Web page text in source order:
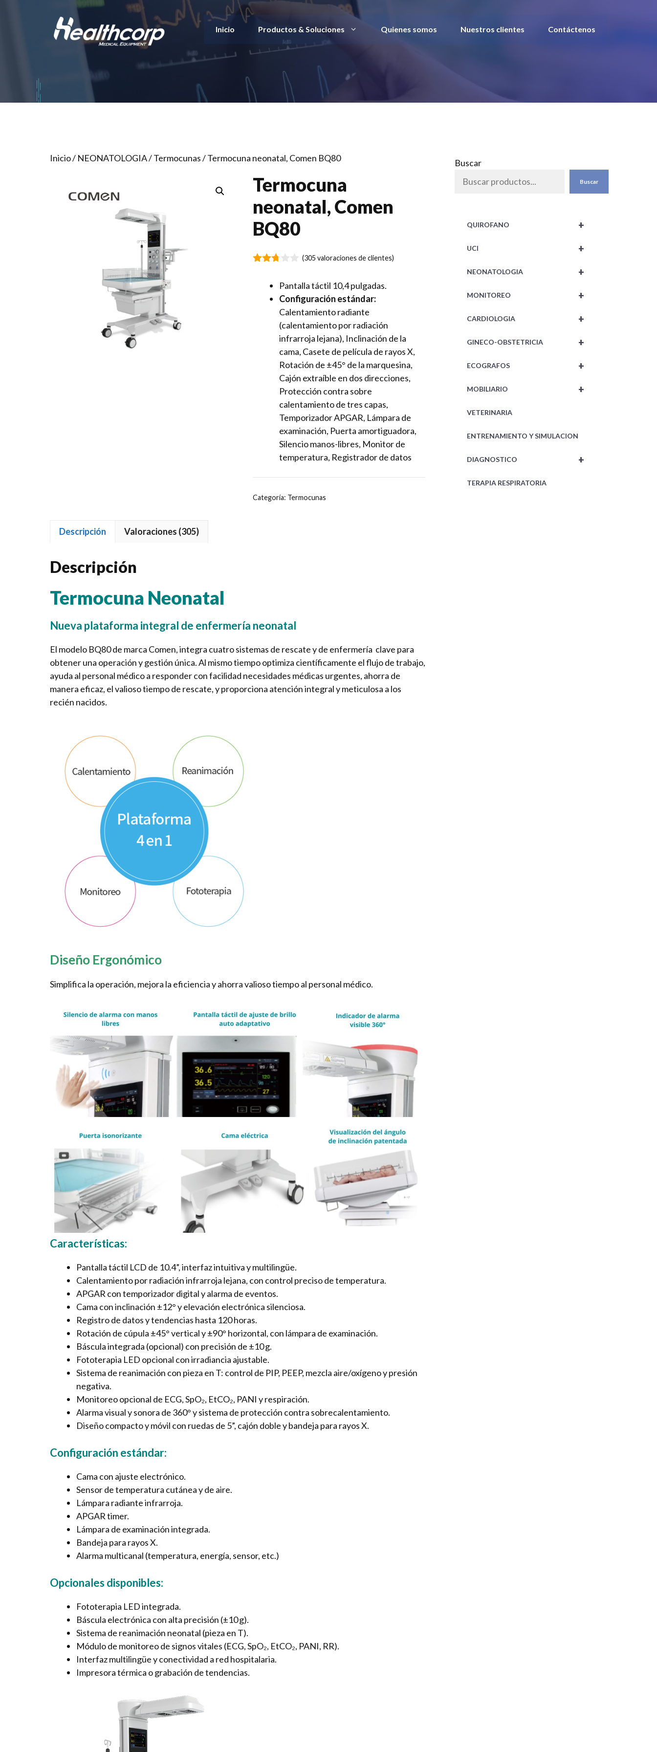
Inicio Productos & Soluciones Quienes somos Nuestros clientes Contáctenos
Inicio/ NEONATOLOGIA/Termocunas/ Termocuna neonatal, Comen BQ80
Termocuna
neonatal, Comen
BQ80
(305 valoraciones de clientes)
Pantalla táctil 10,4 pulgadas.
Configuración estándar:
Calentamiento radiante
(calentamiento por radiación
infrarroja lejana), Inclinación de la
cama, Casete de película de rayos X,
Rotación de ±45° de la marquesina,
Cajón extraíble en dos direcciones,
Protección contra sobre
calentamiento de tres capas,
Temporizador APGAR, Lámpara de
examinación, Puerta amortiguadora,
Silencio manos-libres, Monitor de
temperatura, Registrador de datos
Categoría: Termocunas
Descripción Valoraciones (305)
Descripción
Termocuna Neonatal
Nueva plataforma integral de enfermería neonatal
El modelo BQ80 de marca Comen, integra cuatro sistemas de rescate y de enfermería clave para
obtener una operación y gestión única. Al mismo tiempo optimiza científicamente el flujo de trabajo,
ayuda al personal médico a responder con facilidad necesidades médicas urgentes, ahorra de
manera eficaz, el valioso tiempo de rescate, y proporciona atención integral y meticulosa a los
recién nacidos.
Diseño Ergonómico
Simplifica la operación, mejora la eficiencia y ahorra valioso tiempo al personal médico.
Características:
Pantalla táctil LCD de 10.4”, interfaz intuitiva y multilingüe.
Calentamiento por radiación infrarroja lejana, con control preciso de temperatura.
APGAR con temporizador digital y alarma de eventos.
Cama con inclinación ±12° y elevación electrónica silenciosa.
Registro de datos y tendencias hasta 120 horas.
Rotación de cúpula ±45° vertical y ±90° horizontal, con lámpara de examinación.
Báscula integrada (opcional) con precisión de ±10 g.
Fototerapia LED opcional con irradiancia ajustable.
Sistema de reanimación con pieza en T: control de PIP, PEEP, mezcla aire/oxígeno y presión
negativa.
Monitoreo opcional de ECG, SpO₂, EtCO₂, PANI y respiración.
Alarma visual y sonora de 360° y sistema de protección contra sobrecalentamiento.
Diseño compacto y móvil con ruedas de 5”, cajón doble y bandeja para rayos X.
Configuración estándar:
Cama con ajuste electrónico.
Sensor de temperatura cutánea y de aire.
Lámpara radiante infrarroja.
APGAR timer.
Lámpara de examinación integrada.
Bandeja para rayos X.
Alarma multicanal (temperatura, energía, sensor, etc.)
Opcionales disponibles:
Fototerapia LED integrada.
Báscula electrónica con alta precisión (±10 g).
Sistema de reanimación neonatal (pieza en T).
Módulo de monitoreo de signos vitales (ECG, SpO₂, EtCO₂, PANI, RR).
Interfaz multilingüe y conectividad a red hospitalaria.
Impresora térmica o grabación de tendencias.
Buscar
Buscar
+
QUIROFANO
+
UCI
+
NEONATOLOGIA
+
MONITOREO
+
CARDIOLOGIA
+
GINECO-OBSTETRICIA
+
ECOGRAFOS
+
MOBILIARIO
VETERINARIA
ENTRENAMIENTO Y SIMULACION
+
DIAGNOSTICO
TERAPIA RESPIRATORIA